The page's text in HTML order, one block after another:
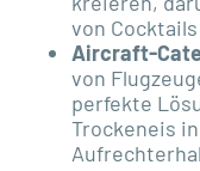
von
Aircraft-
von
perfekte
Trockeneis